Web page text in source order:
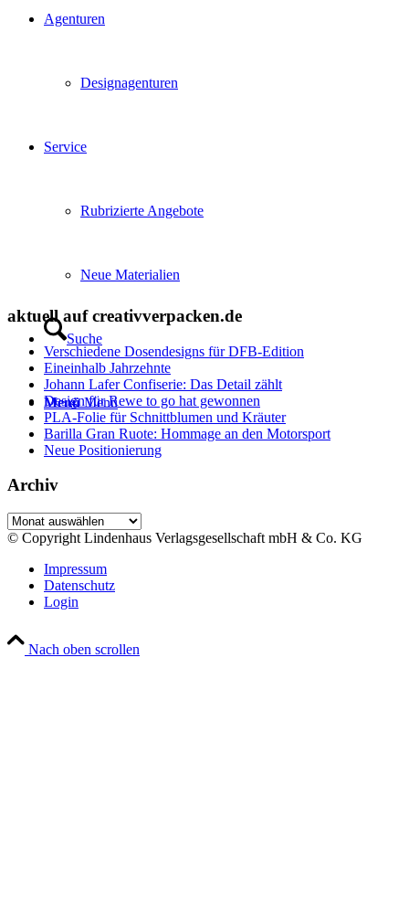
Agenturen
Designagenturen
Service
Rubrizierte Angebote
Neue Materialien
Suche
Menü Menü
aktuell auf creativverpacken.de
Verschiedene Dosendesigns für DFB-Edition
Eineinhalb Jahrzehnte
Johann Lafer Confiserie: Das Detail zählt
Design für Rewe to go hat gewonnen
PLA-Folie für Schnittblumen und Kräuter
Barilla Gran Ruote: Hommage an den Motorsport
Neue Positionierung
Archiv
Archiv
© Copyright Lindenhaus Verlagsgesellschaft mbH & Co. KG
Impressum
Datenschutz
Login
Nach oben scrollen